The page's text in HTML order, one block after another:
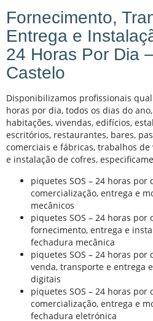
Fornecimento,
Entrega e
24 Horas Por Dia
Castelo
Disponibilizamos profissionais
horas por dia, todos os dias do
habitações, vivendas, edifícios,
escritórios, restaurantes, bares,
comerciais e fábricas, trabalhos
e instalação de cofres,
piquetes SOS – 24 horas por
comercialização, entrega e
mecânicos
piquetes SOS – 24 horas por
fornecimento, entrega e
fechadura mecânica
piquetes SOS – 24 horas
venda, transporte e entrega
digitais
piquetes SOS – 24 horas
comercialização, entrega e
fechadura eletrónica